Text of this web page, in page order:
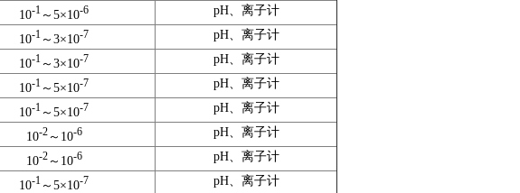
10-1 ～ 5×10-6
pH、离子计
10-1 ～ 3×10-7
pH、离子计
10-1 ～ 3×10-7
pH、离子计
10-1 ～ 5×10-7
pH、离子计
10-1 ～ 5×10-7
pH、离子计
10-2～ 10-6
pH、离子计
10-2～ 10-6
pH、离子计
10-1 ～ 5×10-7
pH、离子计